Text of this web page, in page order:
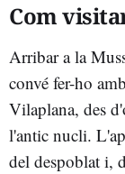
Com
Arribar a la
convé fer-ho
Vilaplana, des
l'antic nucli.
del despoblat i,